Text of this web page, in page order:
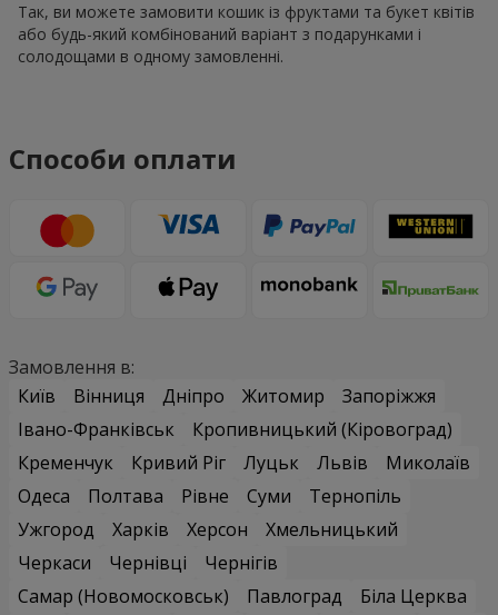
Так, ви можете замовити кошик із фруктами та букет квітів
або будь-який комбінований варіант з подарунками і
солодощами в одному замовленні.
Способи оплати
Замовлення в:
Київ
Вінниця Дніпро Житомир
Запоріжжя
Івано-Франківськ
Кропивницький (Кіровоград)
Кременчук
Кривий Ріг Луцьк Львів
Миколаїв
Одеса
Полтава Рівне Суми
Тернопіль
Ужгород
Харків Херсон
Хмельницький
Черкаси
Чернівці
Чернігів
Самар (Новомосковськ)
Павлоград
Біла Церква